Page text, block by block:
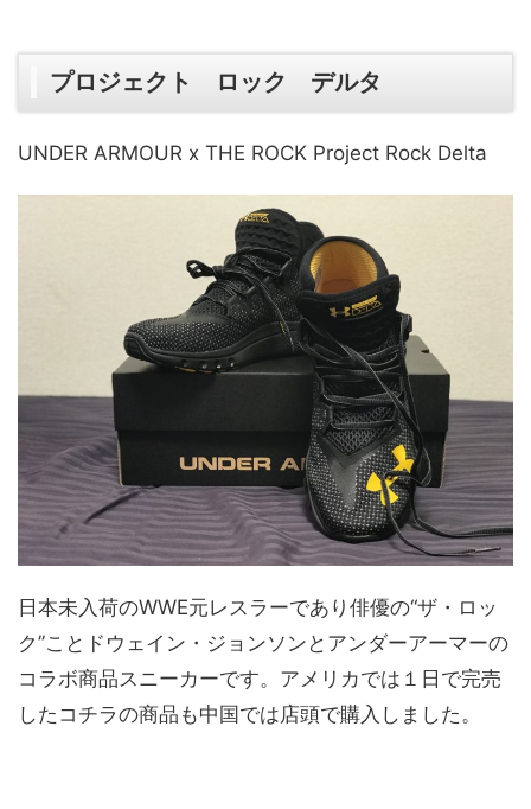
プロジェクト ロック デルタ
UNDER ARMOUR x THE ROCK Project Rock Delta
日本未入荷のWWE元レスラーであり俳優の“ザ・ロッ
ク”ことドウェイン・ジョンソンとアンダーアーマーの
コラボ商品スニーカーです。アメリカでは１日で完売
したコチラの商品も中国では店頭で購入しました。